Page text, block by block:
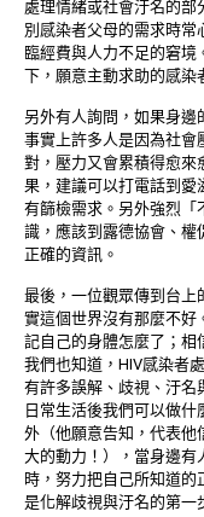
處理情緒或社會汙名的部
別感染者父母的需求時
臨經費與人力不足的窘
下，願意主動求助的感染
另外有人詢問，如果身邊
事實上許多人是因為社會
對，壓力又會累積得愈來
果，建議可以打電話到愛
有篩檢需求。另外強烈「
識，應該到露德協會、權
正確的資訊。
最後，一位觀眾傳到台上
實這個世界沒有那麼不好
記自己的身體怎麼了；相
我們也知道，HIV感染者
有許多誤解、歧視、汙名
日常生活後我們可以做
外（他願意告知，代表他
大的動力！），當身邊有
時，努力把自己所知道
是化解歧視與汙名的第一